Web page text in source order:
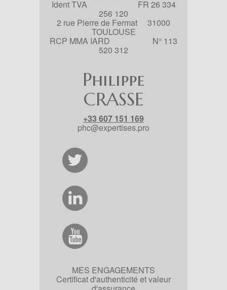
Ident TVA FR 26 334
256 120
2 rue Pierre de Fermat 31000
TOULOUSE
RCP MMA IARD N° 113
520 312
Philippe
CRASSE
+33 607 151 169
phc@expertises.pro
MES ENGAGEMENTS
Certificat d'authenticité et valeur